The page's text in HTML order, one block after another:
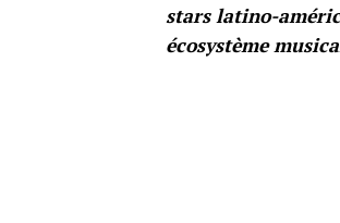
stars latino-
écosystème